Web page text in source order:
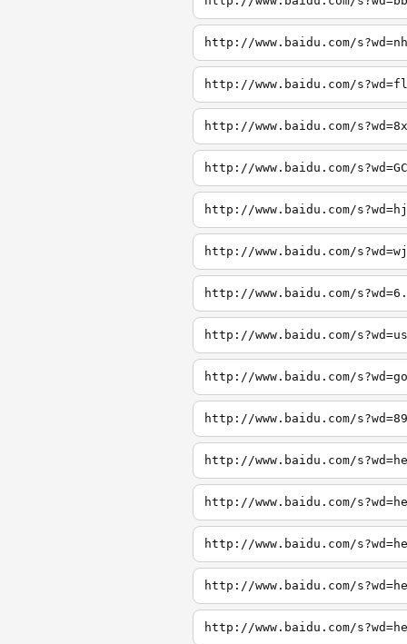
http://www.baidu.com/
http://www.baidu.com/
http://www.baidu.com/
http://www.baidu.com/
http://www.baidu.com/
http://www.baidu.com/
http://www.baidu.com/
http://www.baidu.com/
http://www.baidu.com/
http://www.baidu.com/
http://www.baidu.com/
http://www.baidu.com/
http://www.baidu.com/
http://www.baidu.com/
http://www.baidu.com/